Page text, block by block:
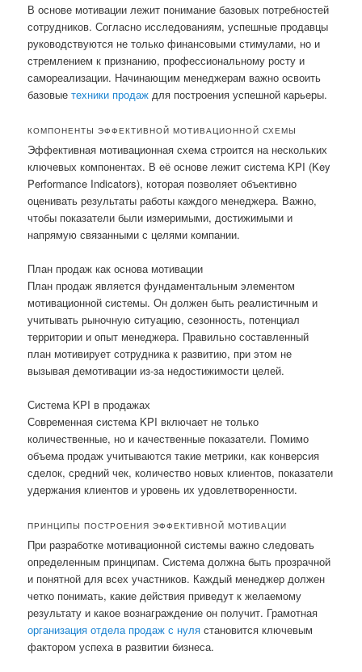
В основе мотивации лежит понимание базовых потребностей
сотрудников. Согласно исследованиям, успешные продавцы
руководствуются не только финансовыми стимулами, но и
стремлением к признанию, профессиональному росту и
самореализации. Начинающим менеджерам важно освоить
базовыетехники продаж для построения успешной карьеры.
КОМПОНЕНТЫ ЭФФЕКТИВНОЙ МОТИВАЦИОННОЙ СХЕМЫ
Эффективная мотивационная схема строится на нескольких
ключевых компонентах. В её основе лежит система KPI (Key
Performance Indicators), которая позволяет объективно
оценивать результаты работы каждого менеджера. Важно,
чтобы показатели были измеримыми, достижимыми и
напрямую связанными с целями компании.
План продаж как основа мотивации
План продаж является фундаментальным элементом
мотивационной системы. Он должен быть реалистичным и
учитывать рыночную ситуацию, сезонность, потенциал
территории и опыт менеджера. Правильно составленный
план мотивирует сотрудника к развитию, при этом не
вызывая демотивации из-за недостижимости целей.
Система KPI в продажах
Современная система KPI включает не только
количественные, но и качественные показатели. Помимо
объема продаж учитываются такие метрики, как конверсия
сделок, средний чек, количество новых клиентов, показатели
удержания клиентов и уровень их удовлетворенности.
ПРИНЦИПЫ ПОСТРОЕНИЯ ЭФФЕКТИВНОЙ МОТИВАЦИИ
При разработке мотивационной системы важно следовать
определенным принципам. Система должна быть прозрачной
и понятной для всех участников. Каждый менеджер должен
четко понимать, какие действия приведут к желаемому
результату и какое вознаграждение он получит. Грамотная
организация отдела продаж с нуля становится ключевым
фактором успеха в развитии бизнеса.